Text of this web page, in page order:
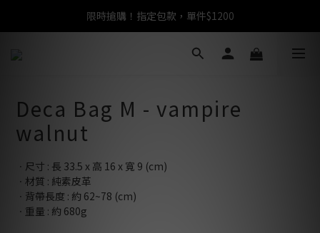
任選包款，即享免運
限時搶購！指定包款，單件$1200
任選包款，即享免運
Deca Bag M - vampire
walnut
ㆍ尺寸 : 長 33.5 x 高 16 x 寬 9 (cm)
ㆍ材質 : 純素皮革
ㆍ背帶長度 : 約 62~78 (cm)
ㆍ重量 : 約 680g